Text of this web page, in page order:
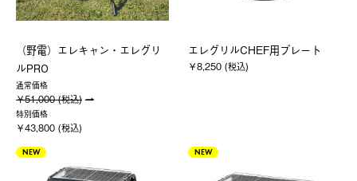
（野電）エレキャン・エレグリ
ルPRO
通常価格
￥51,000 (税込)
特別価格
￥43,800 (税込)
エレグリルCHEF用プレート
￥8,250 (税込)
NEW NEW